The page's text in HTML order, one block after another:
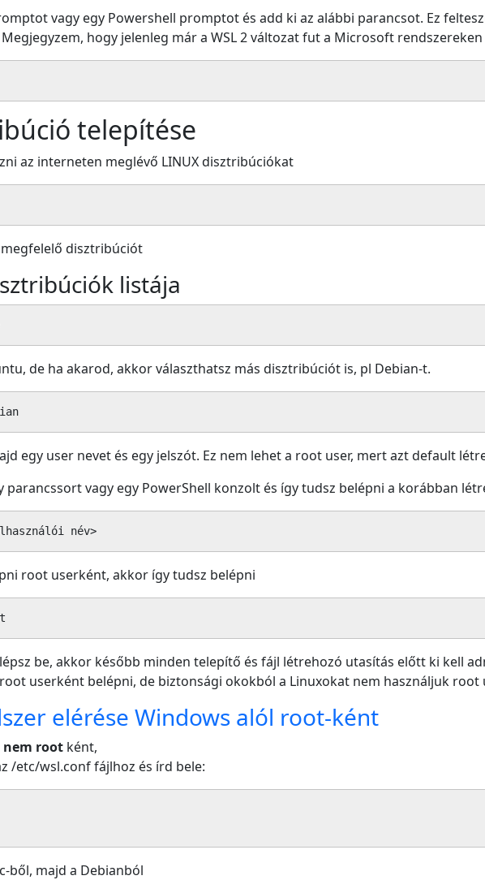
vagy egy Powershell promptot és add ki az alábbi parancsot. Ez
hogy jelenleg már a WSL 2 változat fut a Microsoft rendszereken
telepítése
az interneten meglévő LINUX disztribúciókat
disztribúciót
listája
de ha akarod, akkor választhatsz más disztribúciót is, pl Debian-t.
egy user nevet és egy jelszót. Ez nem lehet a root user, mert azt default
parancssort vagy egy PowerShell konzolt és így tudsz belépni a korábban
név>
root userként, akkor így tudsz belépni
be, akkor később minden telepítő és fájl létrehozó utasítás előtt ki kell
userként belépni, de biztonsági okokból a Linuxokat nem használjuk root
elérése Windows alól root-ként
nem root ként,
/etc/wsl.conf fájlhoz és írd bele:
ből, majd a Debianból